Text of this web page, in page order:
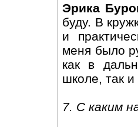
Эрика
буду. В
и
меня было
как в
школе, так и
7. С каким